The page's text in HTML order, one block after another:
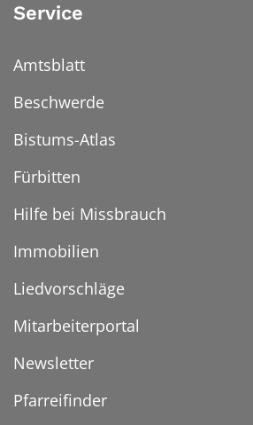
Service
Amtsblatt
Beschwerde
Bistums-Atlas
Fürbitten
Hilfe bei Missbrauch
Immobilien
Liedvorschläge
Mitarbeiterportal
Newsletter
Pfarreifinder